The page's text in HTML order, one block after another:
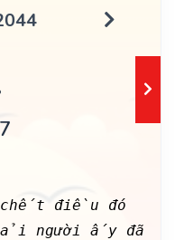
chết điều đó
người ấy đã